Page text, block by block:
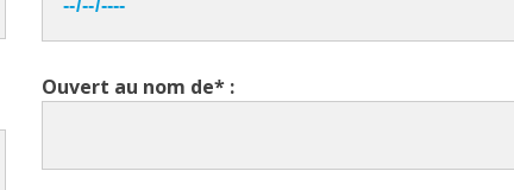
Ouvert au nom de* :